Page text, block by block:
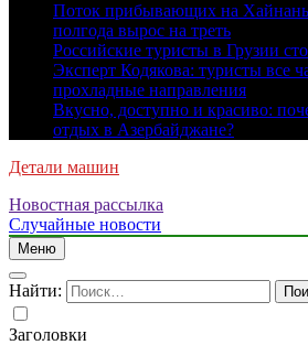
Поток прибывающих на Хайнань
полгода вырос на треть
Российские туристы в Грузии
Эксперт Кодякова: туристы все
прохладные направления
Вкусно, доступно и красиво:
отдых в Азербайджане?
Детали машин
Новостная рассылка
Случайные новости
Меню
Найти:
Заголовки